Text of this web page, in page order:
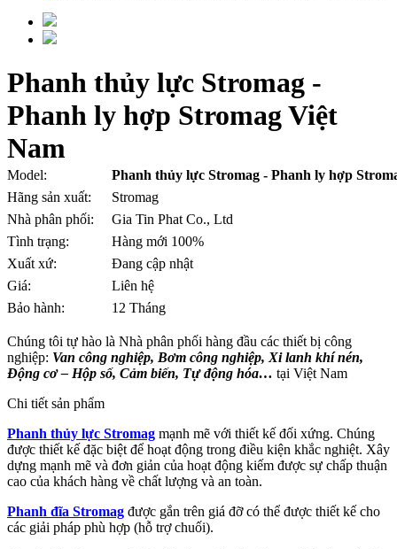
Phanh thủy lực Stromag -
Phanh ly hợp Stromag Việt
Nam
Model:
Phanh thủy lực Stromag - Phanh ly hợp
Hãng sản xuất:
Stromag
Nhà phân phối:
Gia Tin Phat Co., Ltd
Tình trạng:
Hàng mới 100%
Xuất xứ:
Đang cập nhật
Giá:
Liên hệ
Bảo hành:
12 Tháng
Chúng tôi tự hào là Nhà phân phối hàng đầu các thiết bị công
nghiệp: Van công nghiệp, Bơm công nghiệp, Xi lanh khí nén,
Động cơ – Hộp số, Cảm biến, Tự động hóa… tại Việt Nam
Chi tiết sản phẩm
Phanh thủy lực Stromag mạnh mẽ với thiết kế đối xứng. Chúng
được thiết kế đặc biệt để hoạt động trong điều kiện khắc nghiệt. Xây
dựng mạnh mẽ và đơn giản của hoạt động kiếm được sự chấp thuận
cao của khách hàng về chất lượng và an toàn.
Phanh đĩa Stromag được gắn trên giá đỡ có thể được thiết kế cho
các giải pháp phù hợp (hỗ trợ chuối).